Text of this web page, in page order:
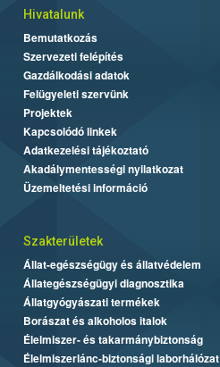
Hivatalunk
Bemutatkozás
Szervezeti felépítés
Gazdálkodási adatok
Felügyeleti szervünk
Projektek
Kapcsolódó linkek
Adatkezelési tájékoztató
Akadálymentességi nyilatkozat
Üzemeltetési információ
Szakterületek
Állat-egészségügy és állatvédelem
Állategészségügyi diagnosztika
Állatgyógyászati termékek
Borászat és alkoholos italok
Élelmiszer- és takarmánybiztonság
Élelmiszerlánc-biztonsági laborhálózat